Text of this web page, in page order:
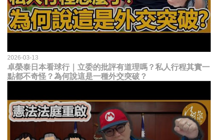
2026-03-13
卓榮泰日本看球行｜立委的批評有道理嗎？私人行程其實一
點都不奇怪？為何說這是一種外交突破？